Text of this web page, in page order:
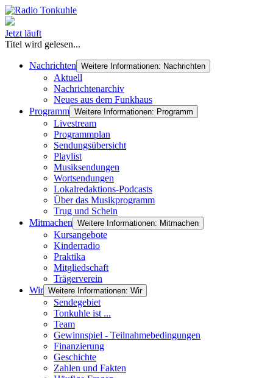
Jetzt läuft
Titel wird gelesen...
Nachrichten Weitere Informationen: Nachrichten
Aktuell
Nachrichtenarchiv
Neues aus dem Funkhaus
Programm Weitere Informationen: Programm
Livestream
Programmplan
Sendungsübersicht
Playlist
Musiksendungen
Wortsendungen
Lokalredaktions-Podcasts
Über das Musikprogramm
Trug und Schein
Mitmachen Weitere Informationen: Mitmachen
Kursangebote
Kinderradio
Praktika
Mitgliedschaft
Trägerverein
Wir Weitere Informationen: Wir
Sendegebiet
Tonkuhle ist ...
Team
Gewinnspiel - Teilnahmebedingungen
Finanzierung
Geschichte
Zahlen und Fakten